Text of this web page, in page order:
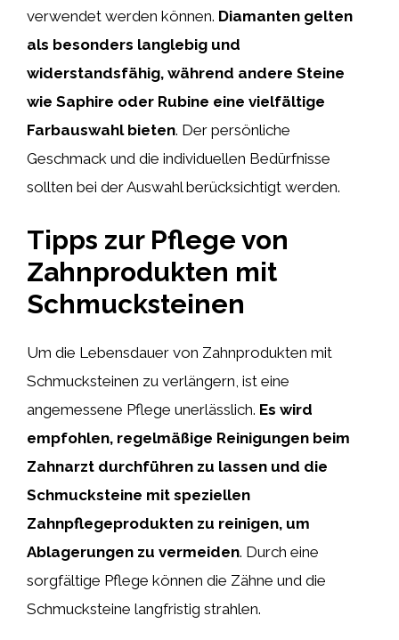
verwendet werden können. Diamanten gelten
als besonders langlebig und
widerstandsfähig, während andere Steine
wie Saphire oder Rubine eine vielfältige
Farbauswahl bieten. Der persönliche
Geschmack und die individuellen Bedürfnisse
sollten bei der Auswahl berücksichtigt werden.
Tipps zur Pflege von
Zahnprodukten mit
Schmucksteinen
Um die Lebensdauer von Zahnprodukten mit
Schmucksteinen zu verlängern, ist eine
angemessene Pflege unerlässlich. Es wird
empfohlen, regelmäßige Reinigungen beim
Zahnarzt durchführen zu lassen und die
Schmucksteine mit speziellen
Zahnpflegeprodukten zu reinigen, um
Ablagerungen zu vermeiden. Durch eine
sorgfältige Pflege können die Zähne und die
Schmucksteine langfristig strahlen.